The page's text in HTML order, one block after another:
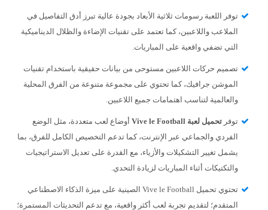
توفر اللعبة رسومات ثلاثية الأبعاد بجودة عالية تبرز أدق التفاصيل في
الملاعب واللاعبين، كما تعتمد على تقنيات الإضاءة والظلال الديناميكية
التي تضفي واقعية على المباريات.
تصميم حركات اللاعبين مستوحى من بيانات حقيقية باستخدام تقنيات
الموشن جرافيك، كما تحتوي على مجموعة متنوعة من الفرق المحلية
والعالمية لتناسب اهتمامات جميع اللاعبين.
توفر تحميل لعبة Vive le Football
أوضاع لعب متعددة، مثل الوضع
الفردي والجماعي عبر الإنترنت، كما تدعم التخصيص الكامل للفرق، بما
يشمل تغيير التشكيلات والأزياء، مع القدرة على تعديل الاستراتيجيات
والتكتيكات أثناء المباريات لزيادة التحدي.
تحتوي تحميل Vive le Football الصينية على ميزة الذكاء الاصطناعي
المتقدم؛ لتقديم تجربة لعب أكثر واقعية، مع تدعم التحديثات المستمرة؛